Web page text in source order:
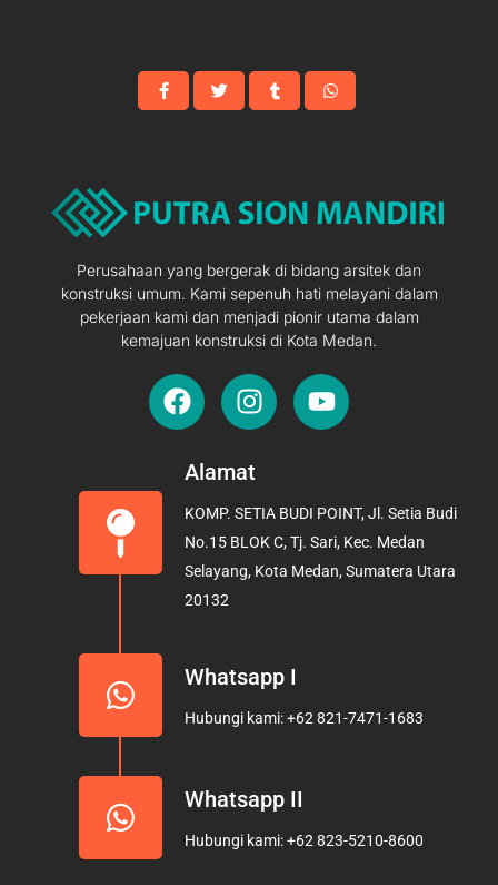
Perusahaan yang bergerak di bidang arsitek dan
konstruksi umum. Kami sepenuh hati melayani dalam
pekerjaan kami dan menjadi pionir utama dalam
kemajuan konstruksi di Kota Medan.
F
a
e
o
o
k
I
n
t
g
r
a
Y
o
b
e
Alamat
KOMP. SETIA BUDI POINT, Jl. Setia Budi
No.15 BLOK C, Tj. Sari, Kec. Medan
Selayang, Kota Medan, Sumatera Utara
20132
Whatsapp I
Hubungi kami: +62 821-7471-1683
Whatsapp II
Hubungi kami: +62 823-5210-8600